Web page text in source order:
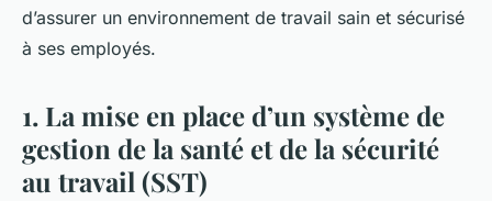
d’assurer un environnement de travail sain et sécurisé
à ses employés.
1. La mise en place d’un système de
gestion de la santé et de la sécurité
au travail (SST)